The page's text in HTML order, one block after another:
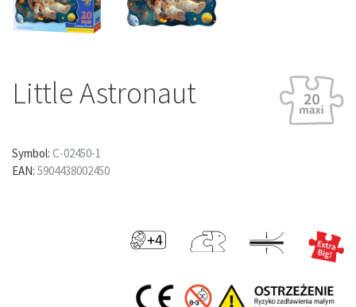
Little Astronaut
Symbol: C-02450-1
EAN: 5904438002450